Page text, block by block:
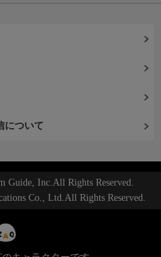
について
Guide, Inc.All Rights Reserved.
Co., Ltd.All Rights Reserved.